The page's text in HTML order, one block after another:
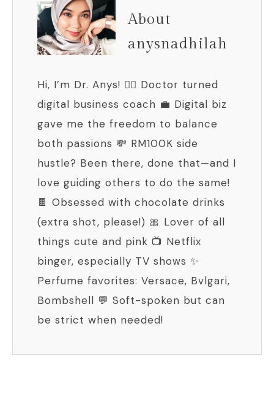
About
anysnadhilah
Hi, I’m Dr. Anys! 👩‍⚕️ Doctor turned
digital business coach 💼 Digital biz
gave me the freedom to balance
both passions 💸 RM100K side
hustle? Been there, done that—and I
love guiding others to do the same!
🍫 Obsessed with chocolate drinks
(extra shot, please!) 🎀 Lover of all
things cute and pink 📺 Netflix
binger, especially TV shows ✨
Perfume favorites: Versace, Bvlgari,
Bombshell 💬 Soft-spoken but can
be strict when needed!